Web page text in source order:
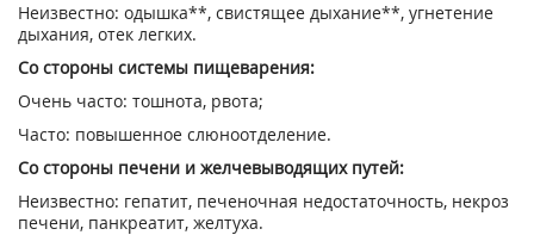
Неизвестно: одышка**, свистящее дыхание**, угнетение
дыхания, отек легких.
Со стороны системы пищеварения:
Очень часто: тошнота, рвота;
Часто: повышенное слюноотделение.
Со стороны печени и желчевыводящих путей:
Неизвестно: гепатит, печеночная недостаточность, некроз
печени, панкреатит, желтуха.